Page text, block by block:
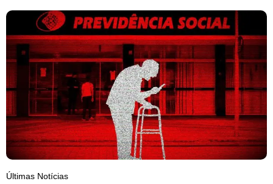
Últimas Notícias